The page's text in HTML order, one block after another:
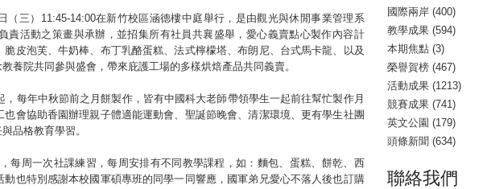
三）11:45-14:00在新竹校區涵德樓中庭舉行，是由觀光與休閒事業管理系
責活動之策畫與承辦，並招集所有社員共襄盛舉，愛心義賣點心製作內容計
皮泡芙、牛奶棒、布丁乳酪蛋糕、法式檸檬塔、布朗尼、台式馬卡龍、以及
院共同參與盛會，帶來庇護工場的多樣烘焙產品共同義賣。
每年中秋節前之月餅製作，皆有中國科大老師帶領學生一起前往幫忙製作月
會協助香園辦理親子體適能運動會、聖誕節晚會、清潔環境、更有學生社團
品格教育學習。
每周一次社課練習，每周安排有不同教學課程，如：麵包、蛋糕、餅乾、西
也特別感謝本校國軍碩專班的同學一同響應，國軍弟兄愛心不落人後也訂購
國際兩岸 (400)
教學成果 (594)
本期焦點 (3)
榮譽賀榜 (467)
活動成果 (1213)
競賽成果 (741)
英文公園 (179)
頭條新聞 (634)
聯絡我們